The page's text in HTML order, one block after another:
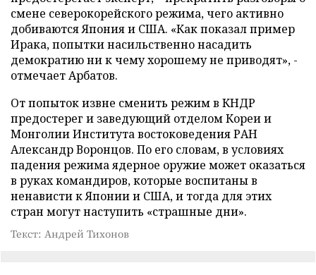
смене северокорейского режима, чего активно
добиваются Япония и США. «Как показал пример
Ирака, попытки насильственно насадить
демократию ни к чему хорошему не приводят», -
отмечает Арбатов.
От попыток извне сменить режим в КНДР
предостерег и заведующий отделом Кореи и
Монголии Института востоковедения РАН
Александр Воронцов. По его словам, в условиях
падения режима ядерное оружие может оказаться
в руках командиров, которые воспитаны в
ненависти к Японии и США, и тогда для этих
стран могут наступить «страшные дни».
Текст: Андрей Тихонов